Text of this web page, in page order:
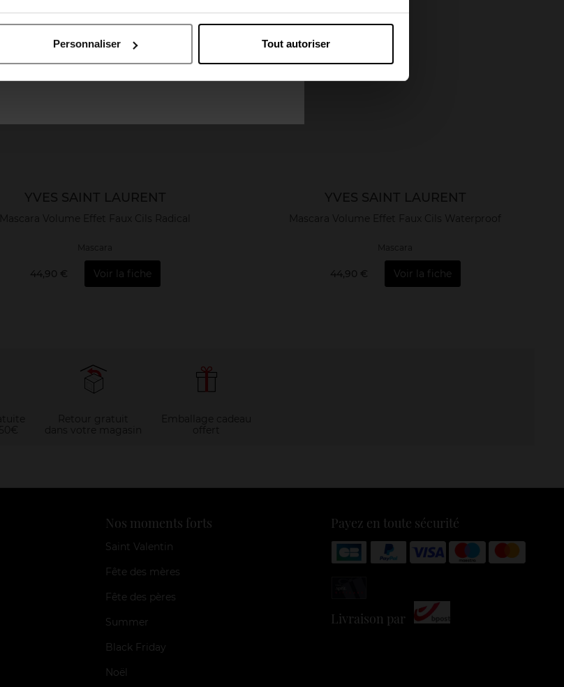
Personnaliser Tout autoriser
YVES SAINT LAURENT
Mascara Volume Effet Faux Cils Radical
Mascara
44,90 € Voir la fiche
YVES SAINT LAURENT
Mascara Volume Effet Faux Cils Waterproof
Mascara
44,90 € Voir la fiche
Nos moments forts
Saint Valentin
Fête des mères
Fête des pères
Summer
Black Friday
Noël
Payez en toute sécurité
Livraison par